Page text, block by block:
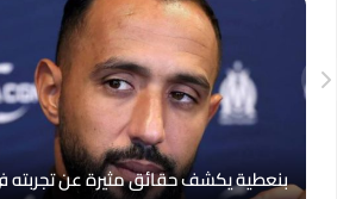
بنعطية يكشف حقائق مثيرة عن تجربته في